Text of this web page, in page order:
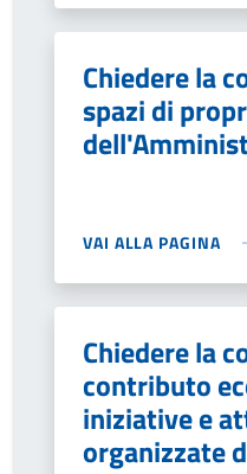
Chiedere la
spazi di
VAI ALLA PAGINA
Chiedere la
contributo
iniziative e
organizzate